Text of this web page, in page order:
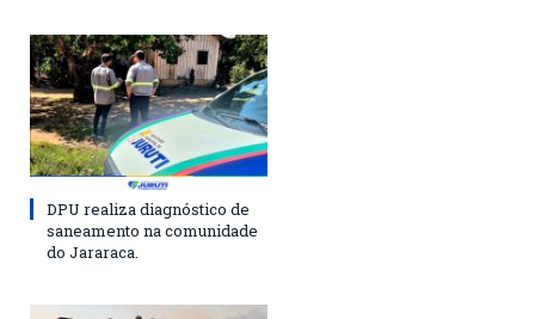
DPU realiza diagnóstico de
saneamento na comunidade
do Jararaca.